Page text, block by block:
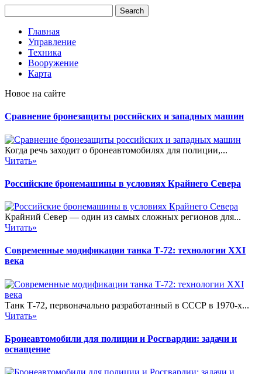
Главная
Управление
Техника
Вооружение
Карта
Новое на сайте
Сравнение бронезащиты российских и западных машин
Когда речь заходит о бронеавтомобилях для полиции,...
Читать»
Российские бронемашины в условиях Крайнего Севера
Крайний Север — один из самых сложных регионов для...
Читать»
Современные модификации танка Т-72: технологии XXI
века
Танк Т-72, первоначально разработанный в СССР в 1970-х...
Читать»
Бронеавтомобили для полиции и Росгвардии: задачи и
оснащение